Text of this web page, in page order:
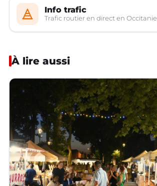
Info trafic
Trafic routier en direct en Occitanie
À lire aussi